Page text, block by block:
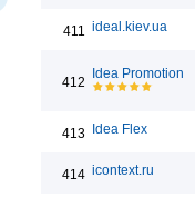
411 ideal.kiev.ua
412
Idea Promotion
413 Idea Flex
414 icontext.ru